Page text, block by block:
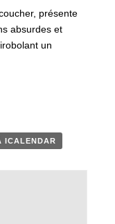
présente
absurdes et
un
ICALENDAR